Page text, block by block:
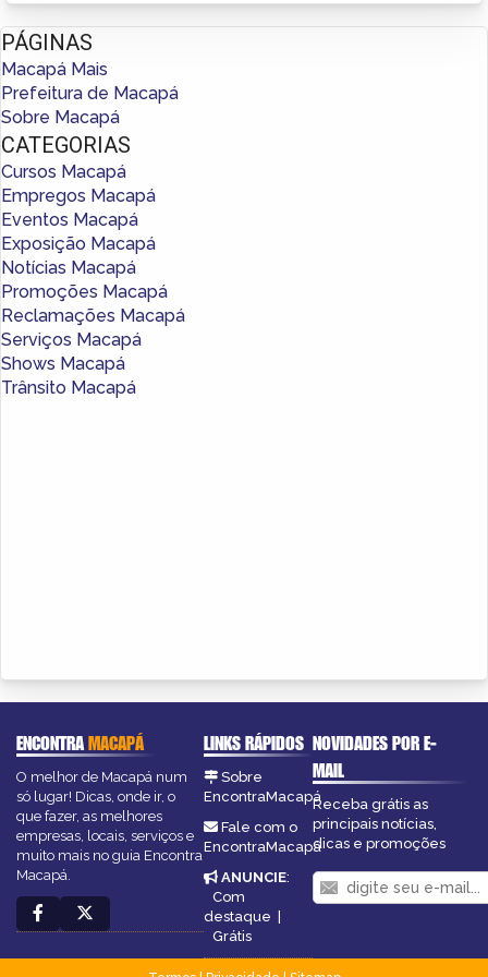
PÁGINAS
Macapá Mais
Prefeitura de Macapá
Sobre Macapá
CATEGORIAS
Cursos Macapá
Empregos Macapá
Eventos Macapá
Exposição Macapá
Notícias Macapá
Promoções Macapá
Reclamações Macapá
Serviços Macapá
Shows Macapá
Trânsito Macapá
ENCONTRAMACAPÁ
O melhor de Macapá num
só lugar! Dicas, onde ir, o
que fazer, as melhores
empresas, locais, serviços e
muito mais no guia Encontra
Macapá.
LINKS RÁPIDOS
Sobre
EncontraMacapá
Fale com o
EncontraMacapá
ANUNCIE:
Com
destaque
Grátis
NOVIDADES POR E-
MAIL
Receba grátis as
principais notícias,
dicas e promoções